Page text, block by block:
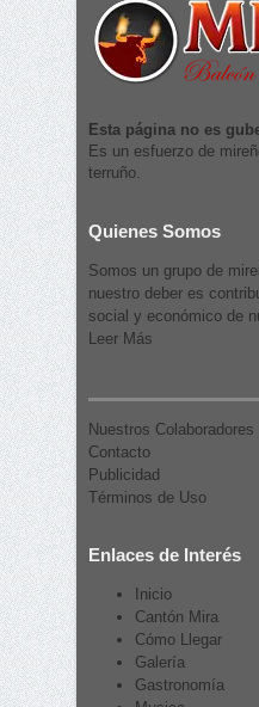
Esta página no es
Es un esfuerzo de
terruño.
Quienes Somos
Somos un grupo de
nuestro deber es
social y económico de
Leer Más
Nuestros Colaboradores
Contacto
Publicidad
Términos de Uso
Enlaces de Interés
Inicio
Cantón Mira
Cómo Llegar
Galería
Gastronomía